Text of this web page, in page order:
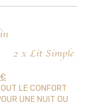
2 x Lit Simple
LE CONFORT
UNE NUIT OU